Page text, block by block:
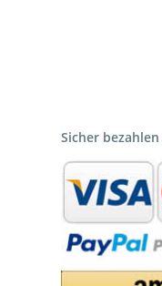
Sicher